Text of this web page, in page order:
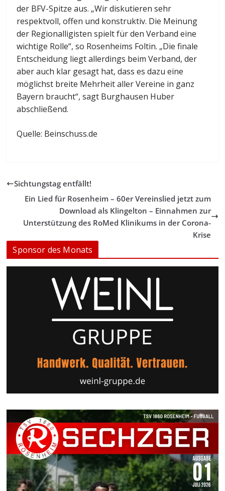
der BFV-Spitze aus. „Wir diskutieren sehr
respektvoll, offen und konstruktiv. Die Meinung
der Regionalligisten spielt für den Verband eine
wichtige Rolle“, so Rosenheims Foltin. „Die finale
Entscheidung liegt allerdings beim Verband, der
aber auch klar gesagt hat, dass es dazu eine
möglichst breite Mehrheit aller Vereine in ganz
Bayern braucht“, sagt Burghausen Huber
abschließend.
Quelle: Beinschuss.de
Sichtungstag entfällt!
Ein Lied für Rosenheim – 60er Vereinslied jetzt zum
Download als Klingelton – Einnahmen zur
Unterstützung des RoMed Klinikums in der Corona-
Krise
Sponsor des Monats